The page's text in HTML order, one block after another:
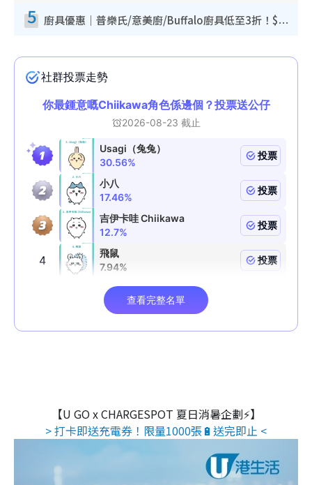
5 廚具優惠｜普樂氏/意美廚/Buffalo廚具低至3折！$89起買煎鍋／炒鑊／個人鍋 同場小家電激減至$99起
【U GO x CHARGESPOT 夏日消暑企劃⚡】
> 打卡即送充電券！限量1000張🔋送完即止 <